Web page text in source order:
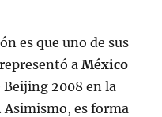
July 15,
es que uno de sus
representó aMéxico
Beijing 2008 en la
Asimismo, es forma